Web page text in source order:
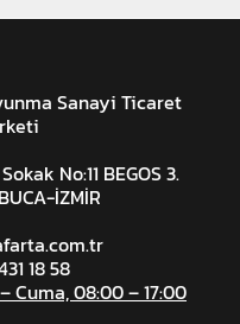
Sanayi Ticaret
No:11 BEGOS 3.
İZMİR
18 58
Cuma, 08:00 – 17:00